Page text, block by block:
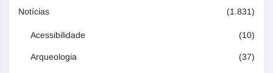
Notícias (1.831)
Acessibilidade (10)
Arqueologia (37)